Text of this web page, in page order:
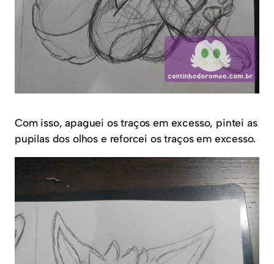
Com isso, apaguei os traços em excesso, pintei as
pupilas dos olhos e reforcei os traços em excesso.